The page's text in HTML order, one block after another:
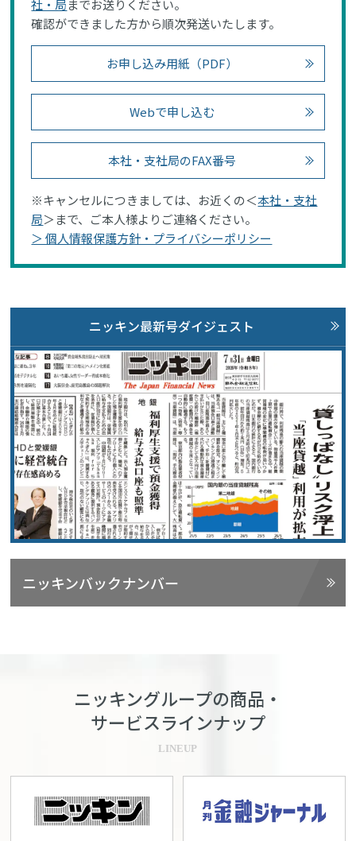
社・局までお送りください。
確認ができました方から順次発送いたします。
お申し込み用紙（PDF）
Webで申し込む
本社・支社局のFAX番号
※キャンセルにつきましては、お近くの＜本社・支社
局＞まで、ご本人様よりご連絡ください。
＞ 個人情報保護方針・プライバシーポリシー
ニッキン最新号ダイジェスト
ニッキンバックナンバー
ニッキングループの商品・
サービスラインナップ
LINEUP